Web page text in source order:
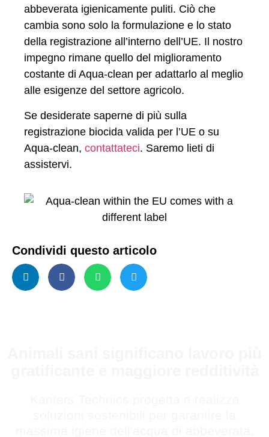
abbeverata igienicamente puliti. Ciò che
cambia sono solo la formulazione e lo stato
della registrazione all’interno dell’UE. Il nostro
impegno rimane quello del miglioramento
costante di Aqua-clean per adattarlo al meglio
alle esigenze del settore agricolo.
Se desiderate saperne di più sulla
registrazione biocida valida per l’UE o su
Aqua-clean, contattateci. Saremo lieti di
assistervi.
Condividi questo articolo